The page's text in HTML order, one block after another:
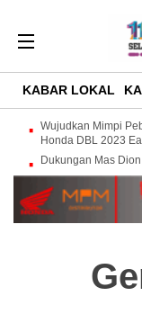
KABAR LOKAL
Wujudkan Mimpi
Honda DBL 2023
Dukungan Mas